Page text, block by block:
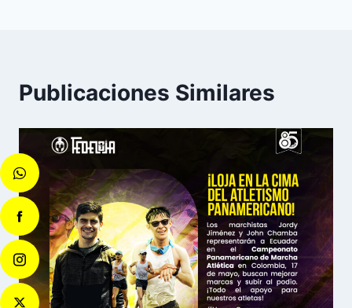
Publicaciones Similares